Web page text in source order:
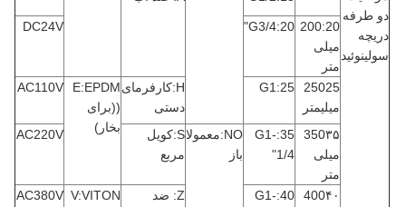
دو طرفه
دریچه
سولینوئید
200:20
میلی
متر
20:G3/4"
DC24V
25025
میلیمتر
25:G1
H:کارفرمای
دستی
E:EPDM
((برای
بخار)
AC110V
350۳۵
میلی
متر
35:G1-
1/4"
NO:معمولا
باز
S:کویل
مربع
AC220V
400۴۰
40:G1-
Z: ضد
V:VITON
AC380V